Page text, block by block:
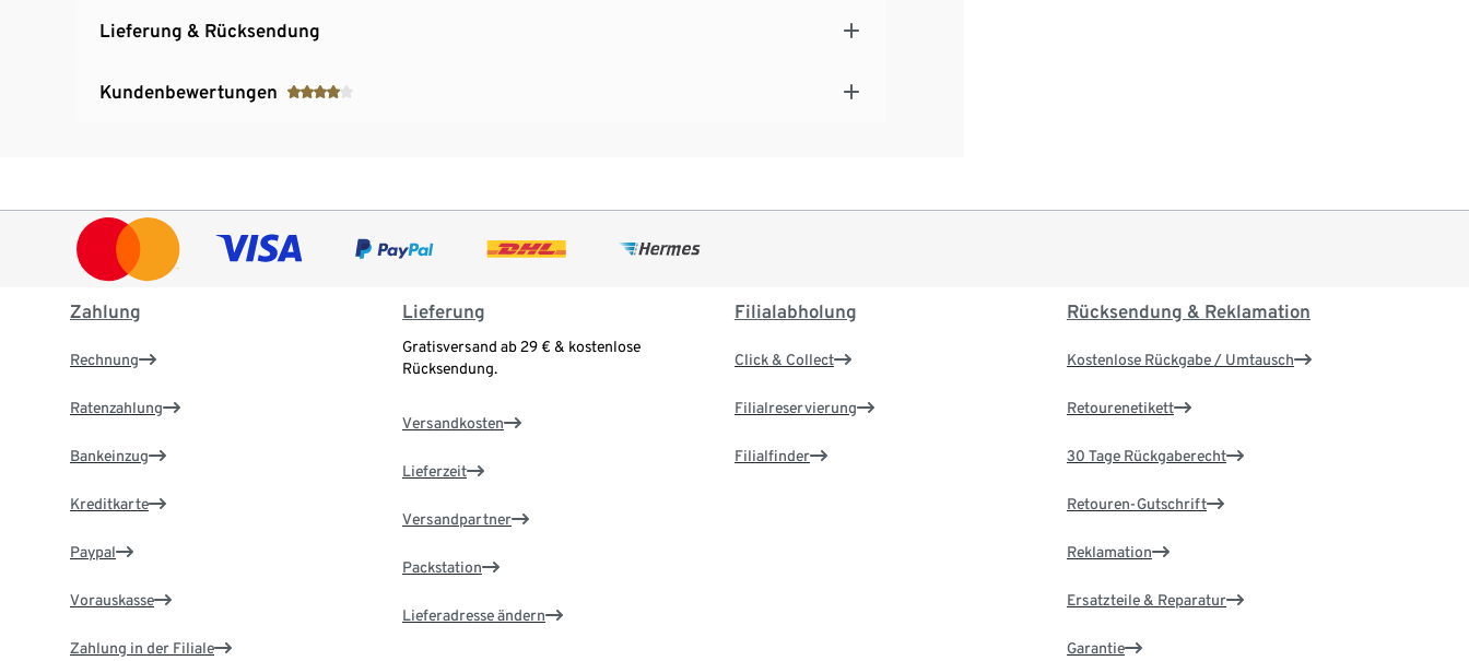
Lieferung & Rücksendung
Kundenbewertungen
Zahlung
Rechnung
Ratenzahlung
Bankeinzug
Kreditkarte
Paypal
Vorauskasse
Zahlung in der Filiale
Lieferung
Gratisversand ab 29 € & kostenlose
Rücksendung.
Versandkosten
Lieferzeit
Versandpartner
Packstation
Lieferadresse ändern
Filialabholung
Click & Collect
Filialreservierung
Filialfinder
Rücksendung & Reklamation
Kostenlose Rückgabe / Umtausch
Retourenetikett
30 Tage Rückgaberecht
Retouren-Gutschrift
Reklamation
Ersatzteile & Reparatur
Garantie